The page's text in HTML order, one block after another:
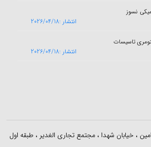
نسوز
انتشار :2026/04/18
تاسیسات
انتشار :2026/04/18
، خیابان شهدا ، مجتمع تجاری الغدیر ، طبقه اول